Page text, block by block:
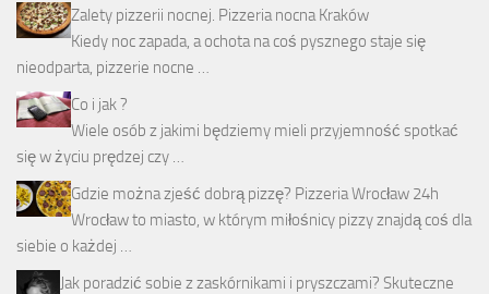
Zalety pizzerii nocnej. Pizzeria nocna Kraków
Kiedy noc zapada, a ochota na coś pysznego staje się
nieodparta, pizzerie nocne …
Co i jak ?
Wiele osób z jakimi będziemy mieli przyjemność spotkać
się w życiu prędzej czy …
Gdzie można zjeść dobrą pizzę? Pizzeria Wrocław 24h
Wrocław to miasto, w którym miłośnicy pizzy znajdą coś dla
siebie o każdej …
Jak poradzić sobie z zaskórnikami i pryszczami? Skuteczne